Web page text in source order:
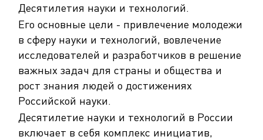
Десятилетия науки и технологий.
Его основные цели - привлечение молодежи
в сферу науки и технологий, вовлечение
исследователей и разработчиков в решение
важных задач для страны и общества и
рост знания людей о достижениях
Российской науки.
Десятилетие науки и технологий в России
включает в себя комплекс инициатив,